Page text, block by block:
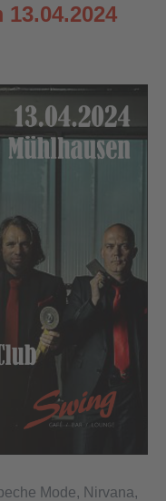
Mode, Nirvana,